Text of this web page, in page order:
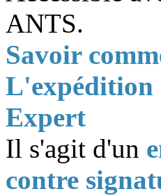
ANTS.
Savoir
L'expédition
Expert
Il s'agit d'un
contre